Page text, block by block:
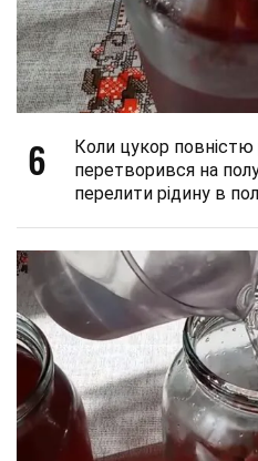
6
Коли цукор повністю
перетворився на
перелити рідину в